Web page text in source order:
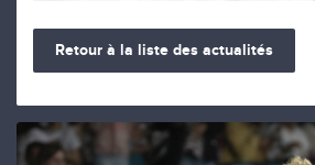
Retour à la liste des actualités